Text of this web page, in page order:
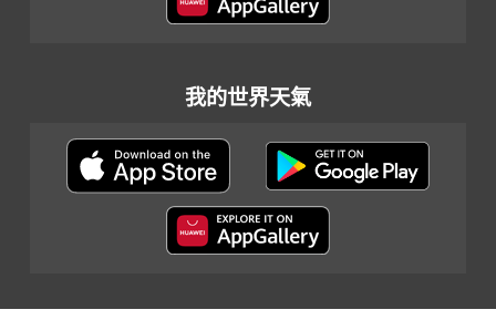
我的世界天氣